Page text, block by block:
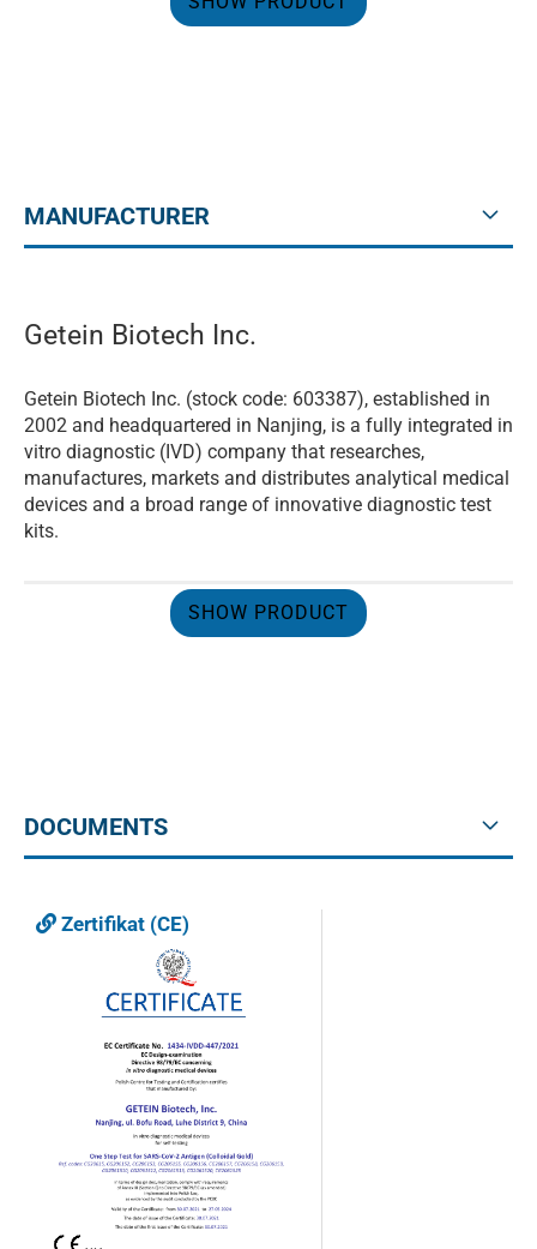
MANUFACTURER
Getein Biotech Inc.
Getein Biotech Inc. (stock code: 603387), established in
2002 and headquartered in Nanjing, is a fully integrated in
vitro diagnostic (IVD) company that researches,
manufactures, markets and distributes analytical medical
devices and a broad range of innovative diagnostic test
kits.
SHOW PRODUCT
DOCUMENTS
Zertifikat (CE)